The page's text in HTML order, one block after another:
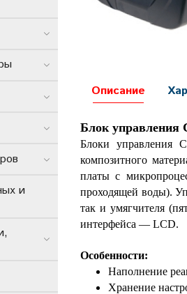
Описание
Блок управления
Блоки управления
композитного
платы с
проходящей воды).
так и умягчителя
интерфейса — LCD.
Особенности:
Наполнение
Хранение
и